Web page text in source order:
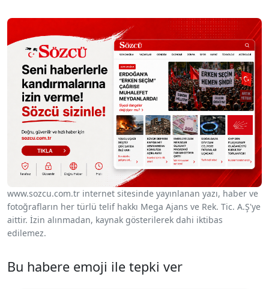
www.sozcu.com.tr internet sitesinde yayınlanan yazı, haber ve
fotoğrafların her türlü telif hakkı Mega Ajans ve Rek. Tic. A.Ş'ye
aittir. İzin alınmadan, kaynak gösterilerek dahi iktibas
edilemez.
Bu habere emoji ile tepki ver